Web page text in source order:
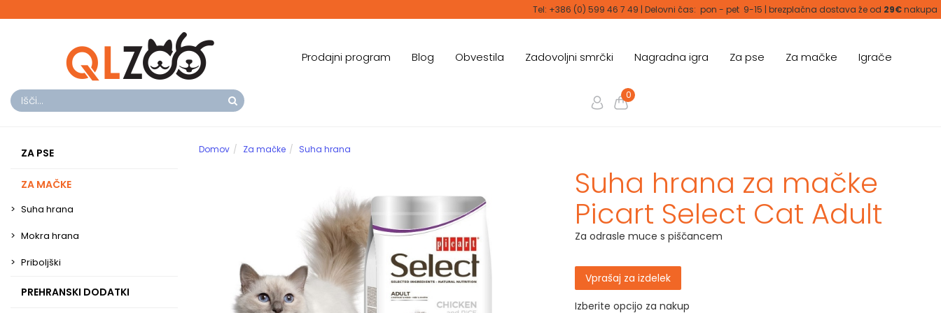
Tel: +386 (0) 599 46 7 49 | Delovni čas: pon - pet 9-15 | brezplačna dostava že od 29€nakupa
Prodajni program Blog Obvestila Zadovoljni smrčki Nagradna igra Za pse Za mačke Igrače
0
ZA PSE
ZA MAČKE
Suha hrana
Mokra hrana
Priboljški
PREHRANSKI DODATKI
Domov Za mačke Suha hrana
Suha hrana za mačke
Picart Select Cat Adult
Za odrasle muce s piščancem
Vprašaj za izdelek
Izberite opcijo za nakup